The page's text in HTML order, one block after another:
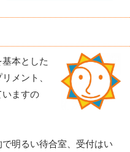
本とした
メント、
いますの
明るい待合室、受付はい